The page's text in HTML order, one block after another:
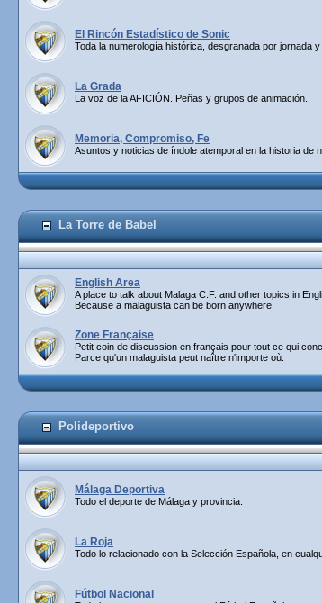
El Rincón Estadístico de Sonic
Toda la numerología histórica, desgranada por jornada y
La Grada
La voz de la AFICIÓN. Peñas y grupos de animación.
Memoria, Compromiso, Fe
Asuntos y noticias de índole atemporal en la historia de
La Torre de Babel
English Area
A place to talk about Malaga C.F. and other topics in
Because a malaguista can be born anywhere.
Zone Française
Petit coin de discussion en français pour tout ce qui
Parce qu'un malaguista peut naître n'importe où.
Polideportivo
Málaga Deportiva
Todo el deporte de Málaga y provincia.
La Roja
Todo lo relacionado con la Selección Española, en
Fútbol Nacional